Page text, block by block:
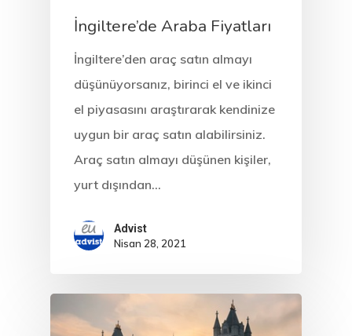
İngiltere’de Araba Fiyatları
İngiltere’den araç satın almayı
düşünüyorsanız, birinci el ve ikinci
el piyasasını araştırarak kendinize
uygun bir araç satın alabilirsiniz.
Araç satın almayı düşünen kişiler,
yurt dışından…
Advist
Nisan 28, 2021
Finladiya
Finlandiya
GDPR
İletişim
Letonya
Letonya